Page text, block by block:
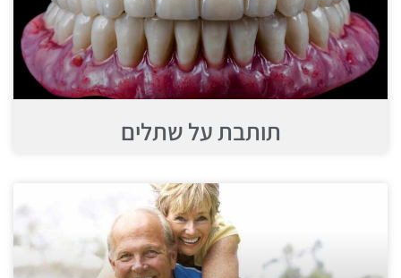
תותבת על שתלים